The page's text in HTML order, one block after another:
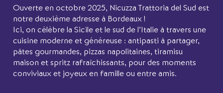
Ouverte en octobre 2025, Nicuzza Trattoria del Sud est
notre deuxième adresse à Bordeaux !
Ici, on célèbre la Sicile et le sud de l’Italie à travers une
cuisine moderne et généreuse : antipasti à partager,
pâtes gourmandes, pizzas napolitaines, tiramisu
maison et spritz rafraîchissants, pour des moments
conviviaux et joyeux en famille ou entre amis.